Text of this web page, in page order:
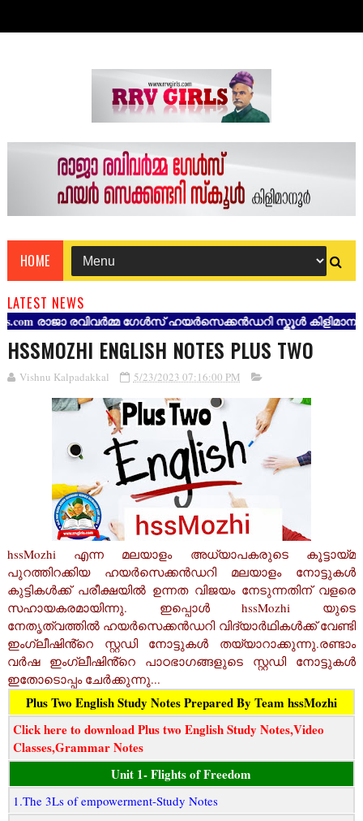
HOME
LATEST NEWS
രാജാ രവിവർമ്മ ഗേൾസ് ഹയർസെക്കൻഡറി സ്കൂൾ
HSSMOZHI ENGLISH NOTES PLUS TWO
Vishnu Kalpadakkal 5/23/2023 07:16:00 PM
hssMozhi എന്ന മലയാളം അധ്യാപകരുടെ കൂട്ടായ്മ
പുറത്തിറക്കിയ ഹയർസെക്കൻഡറി മലയാളം നോട്ടുകൾ
കുട്ടികൾക്ക് പരീക്ഷയിൽ ഉന്നത വിജയം നേടുന്നതിന് വളരെ
സഹായകരമായിന്നു. ഇപ്പൊൾ hssMozhi യുടെ
നേതൃത്വത്തിൽ ഹയർസെക്കൻഡറി വിദ്യാർഥികൾക്ക് വേണ്ടി
ഇംഗ്ലീഷിൻ്റെ സ്റ്റഡി നോട്ടുകൾ തയ്യാറാക്കുന്നു.രണ്ടാം
വർഷ ഇംഗ്ലീഷിൻ്റെ പാഠഭാഗങ്ങളുടെ സ്റ്റഡി നോട്ടുകൾ
ഇതോടൊപ്പം ചേർക്കുന്നു...
Plus Two English Study Notes Prepared By Team hssMozhi
Click here to download Plus two English Study Notes,Video
Classes,Grammar Notes
Unit 1- Flights of Freedom
1.The 3Ls of empowerment-Study Notes